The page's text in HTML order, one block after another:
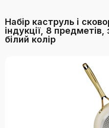
Набір каструль і
індукції, 8
білий колір